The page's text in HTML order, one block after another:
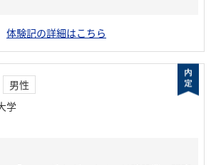
体験記の詳細はこちら
男性
学